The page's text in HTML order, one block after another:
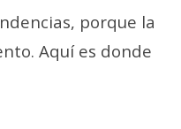
porque la
Aquí es donde